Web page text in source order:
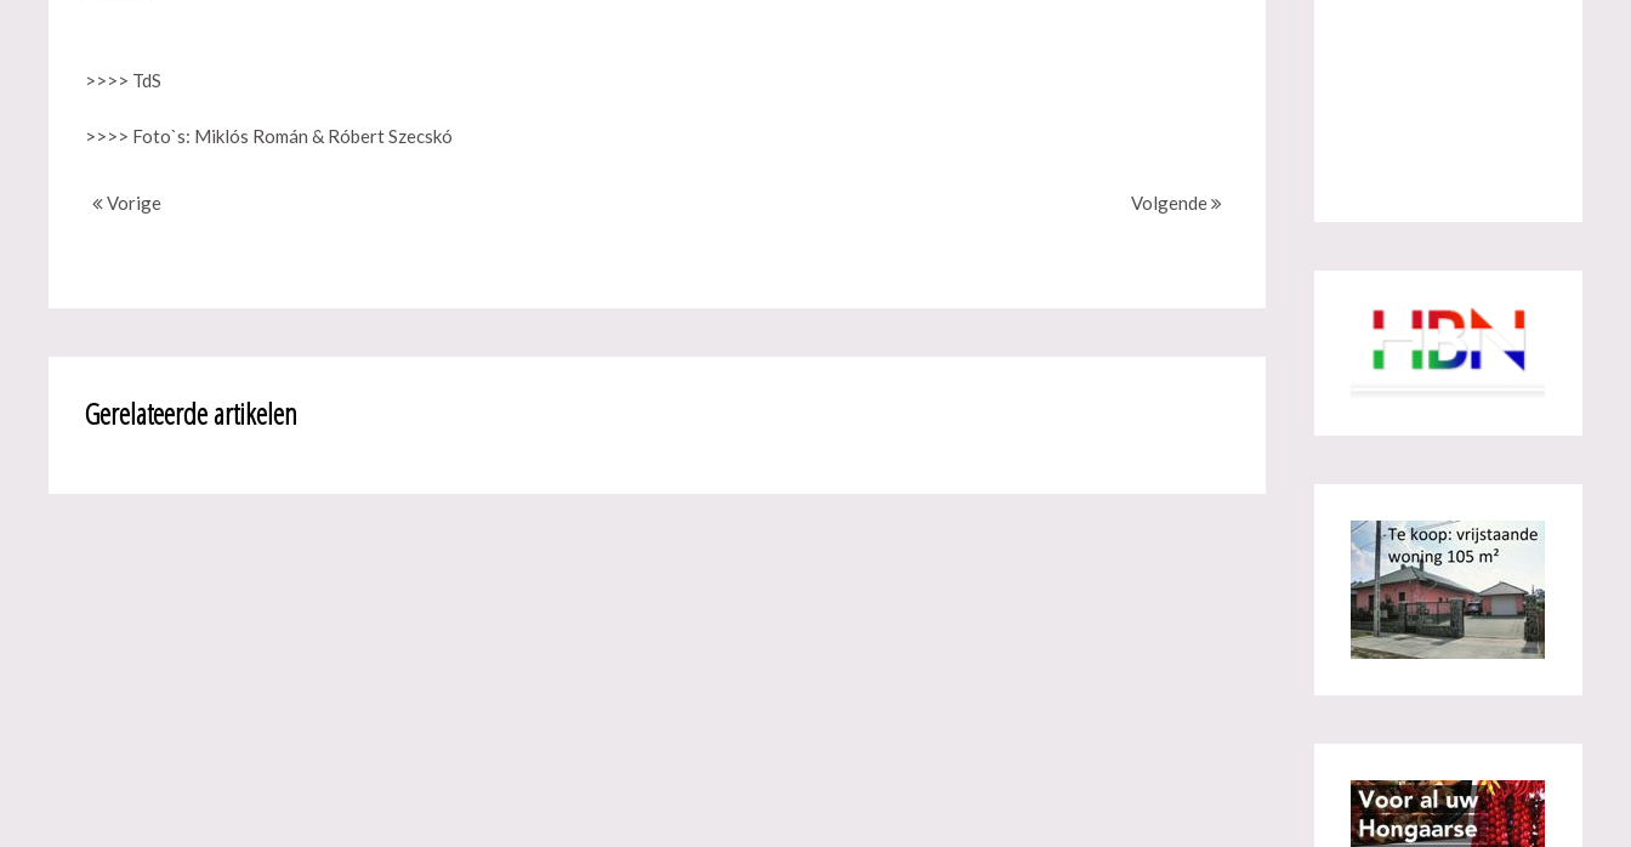
>>>> TdS
>>>> Foto`s: Miklós Román & Róbert Szecskó
Vorige Volgende
Gerelateerde artikelen